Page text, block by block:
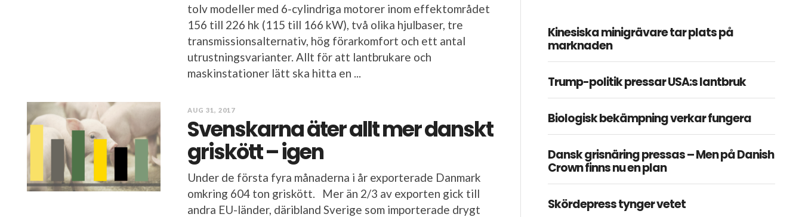
tolv modeller med 6-cylindriga motorer inom effektområdet
156 till 226 hk (115 till 166 kW), två olika hjulbaser, tre
transmissionsalternativ, hög förarkomfort och ett antal
utrustningsvarianter. Allt för att lantbrukare och
maskinstationer lätt ska hitta en ...
AUG 31, 2017
Svenskarna äter allt mer danskt
griskött – igen
Under de första fyra månaderna i år exporterade Danmark
omkring 604 ton griskött. Mer än 2/3 av exporten gick till
andra EU-länder, däribland Sverige som importerade drygt
Kinesiska minigrävare tar plats på
marknaden
Trump-politik pressar USA:s lantbruk
Biologisk bekämpning verkar fungera
Dansk grisnäring pressas – Men på Danish
Crown finns nu en plan
Skördepress tynger vetet